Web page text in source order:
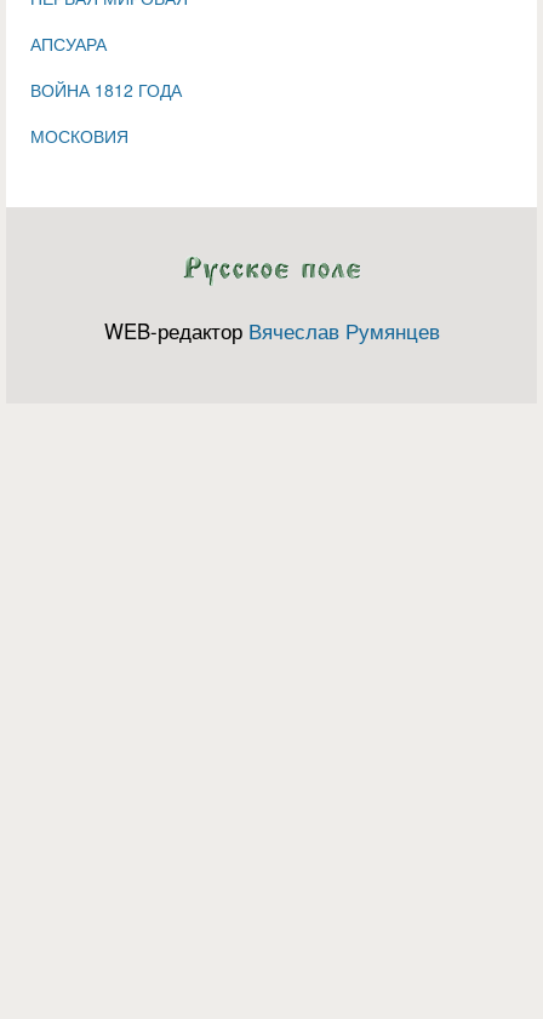
АПСУАРА
ВОЙНА 1812 ГОДА
МОСКОВИЯ
WEB-редактор Вячеслав Румянцев